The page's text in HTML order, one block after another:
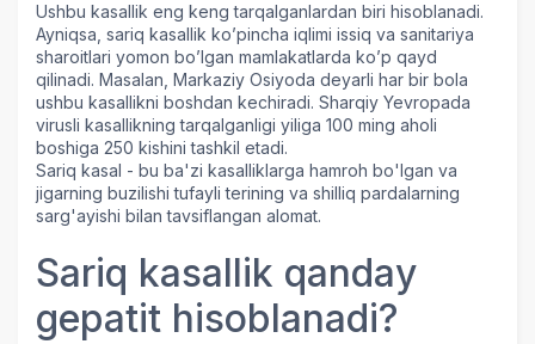
Ushbu kasallik eng keng tarqalganlardan biri hisoblanadi.
Ayniqsa, sariq kasallik ko’pincha iqlimi issiq va sanitariya
sharoitlari yomon bo’lgan mamlakatlarda ko’p qayd
qilinadi. Masalan, Markaziy Osiyoda deyarli har bir bola
ushbu kasallikni boshdan kechiradi. Sharqiy Yevropada
virusli kasallikning tarqalganligi yiliga 100 ming aholi
boshiga 250 kishini tashkil etadi.
Sariq kasal - bu ba'zi kasalliklarga hamroh bo'lgan va
jigarning buzilishi tufayli terining va shilliq pardalarning
sarg'ayishi bilan tavsiflangan alomat.
Sariq kasallik qanday
gepatit hisoblanadi?